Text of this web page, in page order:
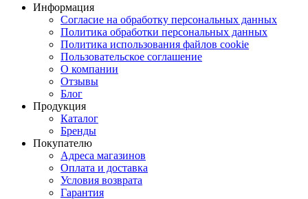
Информация
Согласие на обработку персональных данных
Политика обработки персональных данных
Политика использования файлов cookie
Пользовательское соглашение
О компании
Отзывы
Блог
Продукция
Каталог
Бренды
Покупателю
Адреса магазинов
Оплата и доставка
Условия возврата
Гарантия